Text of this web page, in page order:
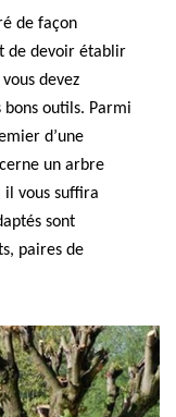
de façon
de devoir établir
devez
outils. Parmi
d’une
un arbre
il vous suffira
sont
paires de